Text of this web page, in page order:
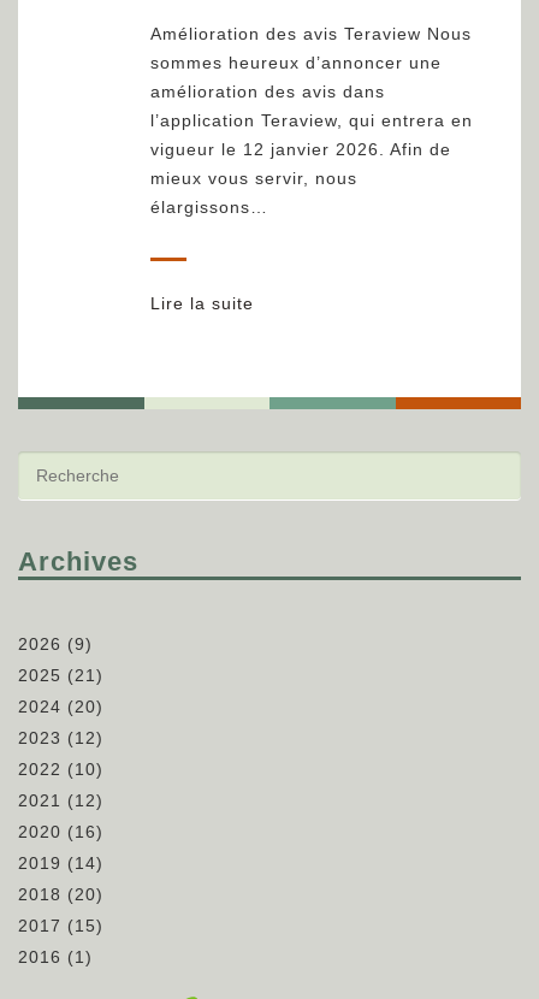
Amélioration des avis Teraview Nous
sommes heureux d’annoncer une
amélioration des avis dans
l’application Teraview, qui entrera en
vigueur le 12 janvier 2026. Afin de
mieux vous servir, nous
élargissons…
Lire la suite
Archives
2026 (9)
2025 (21)
2024 (20)
2023 (12)
2022 (10)
2021
(12)
2020 (16)
2019 (14)
2018 (20)
2017 (15)
2016 (1)